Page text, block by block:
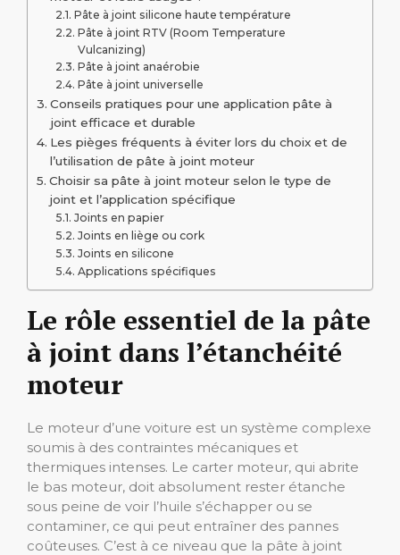
Pâte à joint silicone haute température
Pâte à joint RTV (Room Temperature
Vulcanizing)
Pâte à joint anaérobie
Pâte à joint universelle
Conseils pratiques pour une application pâte à
joint efficace et durable
Les pièges fréquents à éviter lors du choix et de
l’utilisation de pâte à joint moteur
Choisir sa pâte à joint moteur selon le type de
joint et l’application spécifique
Joints en papier
Joints en liège ou cork
Joints en silicone
Applications spécifiques
Le rôle essentiel de la pâte
à joint dans l’étanchéité
moteur
Le moteur d’une voiture est un système complexe
soumis à des contraintes mécaniques et
thermiques intenses. Le carter moteur, qui abrite
le bas moteur, doit absolument rester étanche
sous peine de voir l’huile s’échapper ou se
contaminer, ce qui peut entraîner des pannes
coûteuses. C’est à ce niveau que la pâte à joint